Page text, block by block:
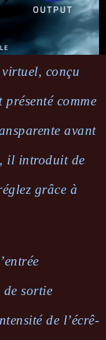
conçu
comme
avant
il intro­duit de
grâce à
sortie
de l’écrê­